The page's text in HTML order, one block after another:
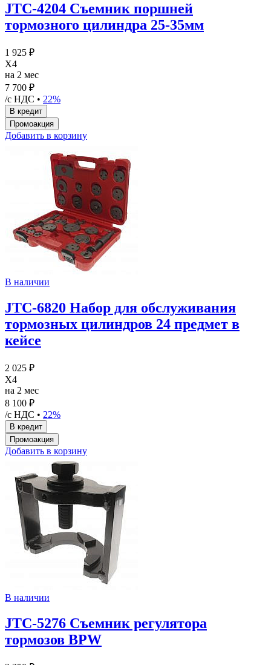
JTC-4204 Съемник поршней
тормозного цилиндра 25-35мм
1 925 ₽
X4
на 2 мес
7 700 ₽
/с НДС • 22%
Добавить в корзину
В наличии
JTC-6820 Набор для обслуживания
тормозных цилиндров 24 предмет в
кейсе
2 025 ₽
X4
на 2 мес
8 100 ₽
/с НДС • 22%
Добавить в корзину
В наличии
JTC-5276 Съемник регулятора
тормозов BPW